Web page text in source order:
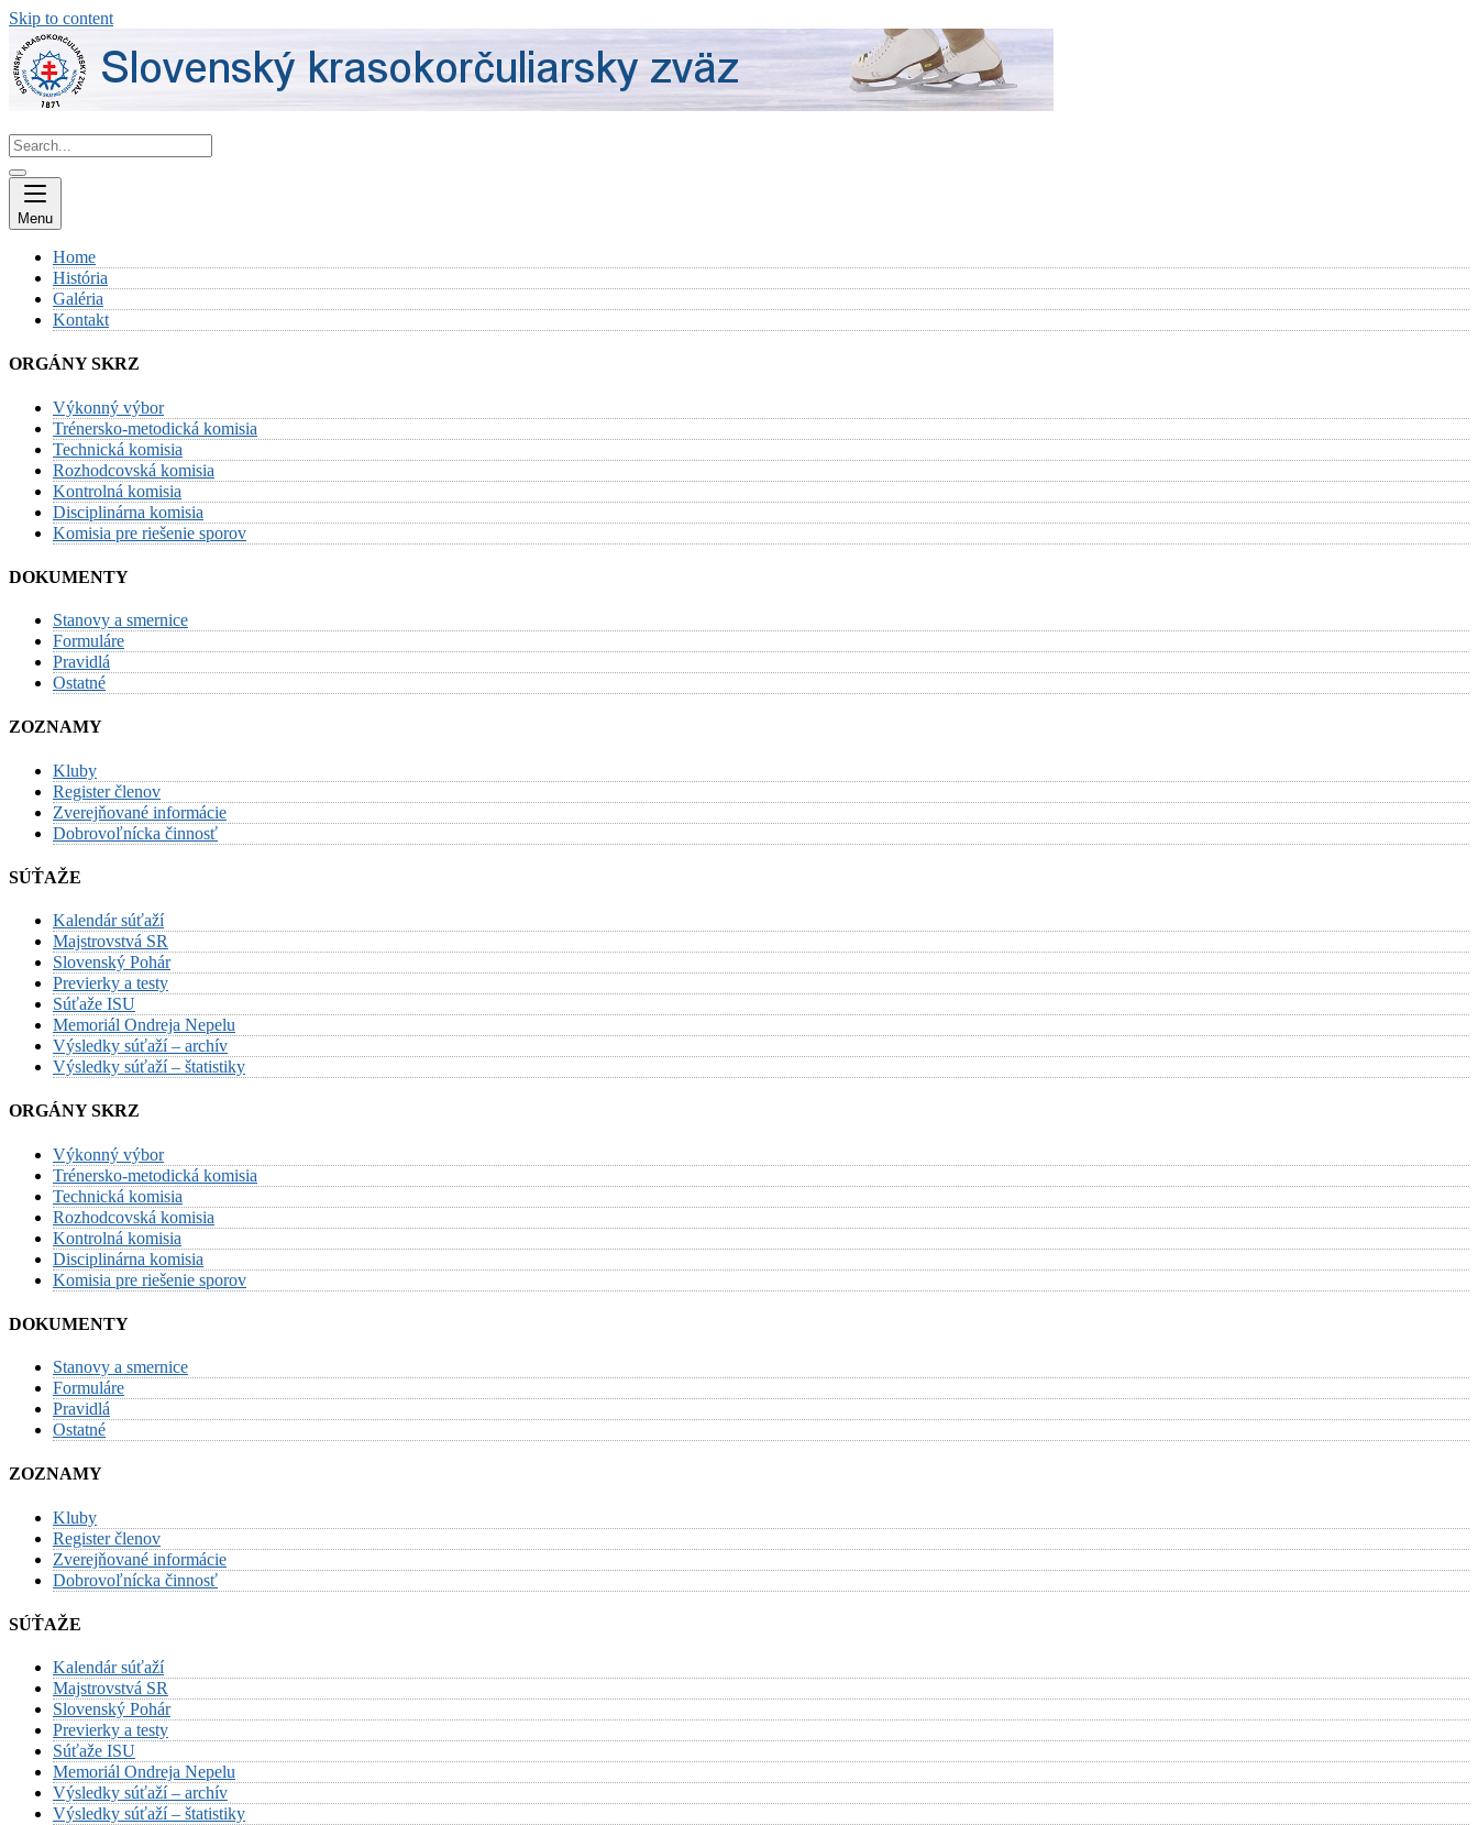
Skip to content
Menu
Home
História
Galéria
Kontakt
ORGÁNY SKRZ
Výkonný výbor
Trénersko-metodická komisia
Technická komisia
Rozhodcovská komisia
Kontrolná komisia
Disciplinárna komisia
Komisia pre riešenie sporov
DOKUMENTY
Stanovy a smernice
Formuláre
Pravidlá
Ostatné
ZOZNAMY
Kluby
Register členov
Zverejňované informácie
Dobrovoľnícka činnosť
SÚŤAŽE
Kalendár súťaží
Majstrovstvá SR
Slovenský Pohár
Previerky a testy
Súťaže ISU
Memoriál Ondreja Nepelu
Výsledky súťaží – archív
Výsledky súťaží – štatistiky
ORGÁNY SKRZ
Výkonný výbor
Trénersko-metodická komisia
Technická komisia
Rozhodcovská komisia
Kontrolná komisia
Disciplinárna komisia
Komisia pre riešenie sporov
DOKUMENTY
Stanovy a smernice
Formuláre
Pravidlá
Ostatné
ZOZNAMY
Kluby
Register členov
Zverejňované informácie
Dobrovoľnícka činnosť
SÚŤAŽE
Kalendár súťaží
Majstrovstvá SR
Slovenský Pohár
Previerky a testy
Súťaže ISU
Memoriál Ondreja Nepelu
Výsledky súťaží – archív
Výsledky súťaží – štatistiky